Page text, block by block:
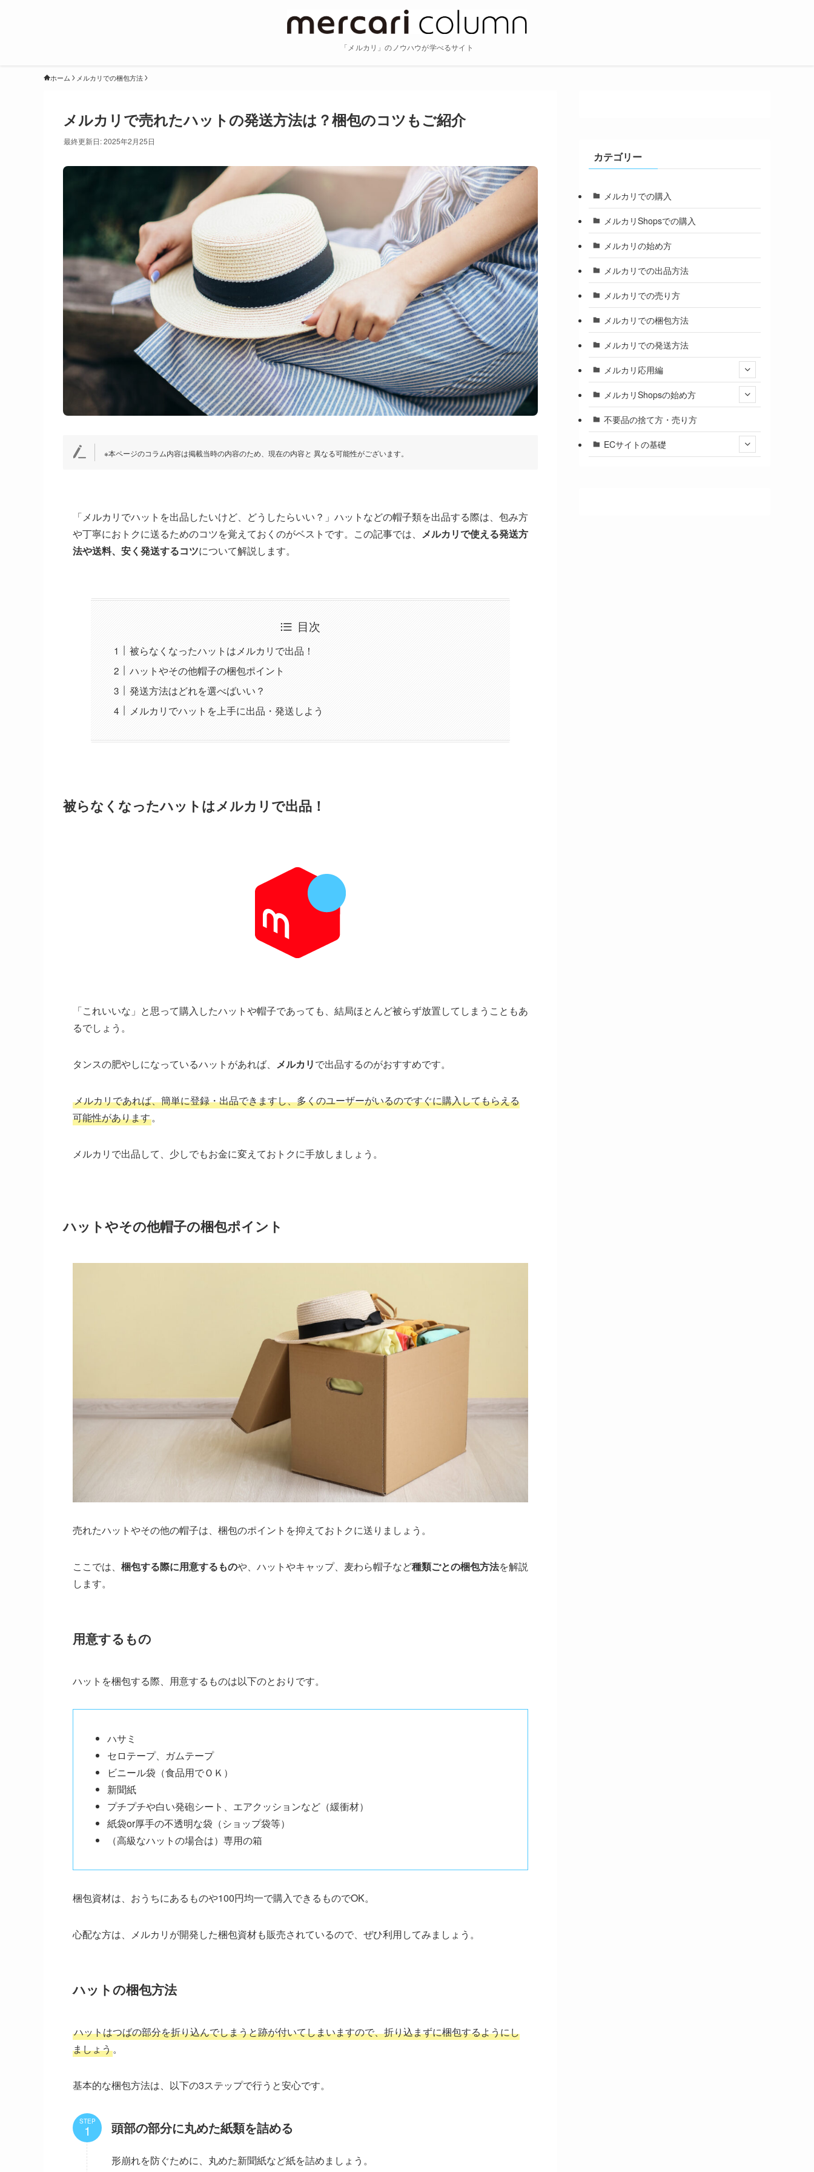
「メルカリ」のノウハウが学べるサイト
ホーム メルカリでの梱包方法
メルカリで売れたハットの発送方法は？梱包のコツもご紹介
最終更新日: 2025年2月25日
※本ページのコラム内容は掲載当時の内容のため、現在の内容と 異なる可能性がございます。
「メルカリでハットを出品したいけど、どうしたらいい？」ハットなどの帽子類を出品する際は、包み方
や丁寧におトクに送るためのコツを覚えておくのがベストです。この記事では、 メルカリで使える発送方
法や送料、安く発送するコツについて解説します。
目次
被らなくなったハットはメルカリで出品！
ハットやその他帽子の梱包ポイント
発送方法はどれを選べばいい？
メルカリでハットを上手に出品・発送しよう
被らなくなったハットはメルカリで出品！
「これいいな」と思って購入したハットや帽子であっても、結局ほとんど被らず放置してしまうこともあ
るでしょう。
タンスの肥やしになっているハットがあれば、 メルカリで出品するのがおすすめです。
メルカリであれば、簡単に登録・出品できますし、多くのユーザーがいるのですぐに購入してもらえる
可能性があります。
メルカリで出品して、少しでもお金に変えておトクに手放しましょう。
ハットやその他帽子の梱包ポイント
売れたハットやその他の帽子は、梱包のポイントを抑えておトクに送りましょう。
ここでは、 梱包する際に用意するものや、ハットやキャップ、麦わら帽子など種類ごとの梱包方法を解説
します。
用意するもの
ハットを梱包する際、用意するものは以下のとおりです。
ハサミ
セロテープ、ガムテープ
ビニール袋（食品用でＯＫ）
新聞紙
プチプチや白い発砲シート、エアクッションなど（緩衝材）
紙袋or厚手の不透明な袋（ショップ袋等）
（高級なハットの場合は）専用の箱
梱包資材は、おうちにあるものや100円均一で購入できるものでOK。
心配な方は、メルカリが開発した梱包資材も販売されているので、ぜひ利用してみましょう。
ハットの梱包方法
ハットはつばの部分を折り込んでしまうと跡が付いてしまいますので、折り込まずに梱包するようにし
ましょう。
基本的な梱包方法は、以下の3ステップで行うと安心です。
STEP 頭部の部分に丸めた紙類を詰める
形崩れを防ぐために、丸めた新聞紙など紙を詰めましょう。
カテゴリー
メルカリでの購入
メルカリShopsでの購入
メルカリの始め方
メルカリでの出品方法
メルカリでの売り方
メルカリでの梱包方法
メルカリでの発送方法
メルカリ応用編
メルカリShopsの始め方
不要品の捨て方・売り方
ECサイトの基礎